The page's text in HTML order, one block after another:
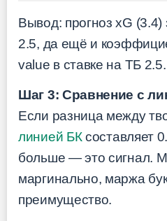
Вывод: прогноз xG
2.5, да ещё и
value в ставке на ТБ 2.5.
Шаг 3: Сравнение с
Если разница между
линией БКсоставляет
больше — это сигнал.
маргинально, маржа
преимущество.